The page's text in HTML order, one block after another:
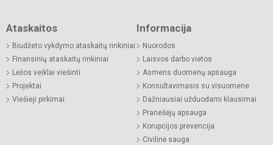
Ataskaitos
Biudžeto vykdymo ataskaitų rinkiniai
Finansinių ataskaitų rinkiniai
Lėšos veiklai viešinti
Projektai
Viešieji pirkimai
Informacija
Nuorodos
Laisvos darbo vietos
Asmens duomenų apsauga
Konsultavimasis su visuomene
Dažniausiai užduodami klausimai
Pranešėjų apsauga
Korupcijos prevencija
Civilinė sauga